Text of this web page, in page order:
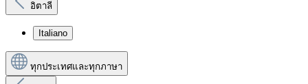
อิตาลี
Italiano
ทุกประเทศและทุกภาษา